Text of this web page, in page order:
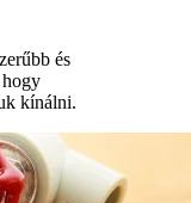
és
hogy
kínálni.